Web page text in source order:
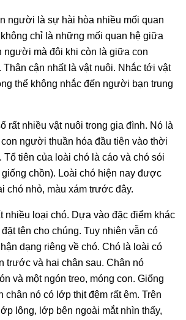
người là sự hài hòa nhiều mối quan
chỉ là những mối quan hệ giữa
mà đôi khi còn là giữa con
cận nhất là vật nuôi. Nhắc tới vật
thể không nhắc đến người bạn trung
rất nhiều vật nuôi trong gia đình. Nó là
người thuần hóa đầu tiên vào thời
Tổ tiên của loài chó là cáo và chó sói
chồn). Loài chó hiện nay được
chó nhỏ, màu xám trước đây.
nhiều loại chó. Dựa vào đặc điểm khác
tên cho chúng. Tuy nhiên vẫn có
dạng riêng về chó. Chó là loài có
trước và hai chân sau. Chân nó
và một ngón treo, móng con. Giống
chân nó có lớp thịt đệm rất êm. Trên
lông, lớp bên ngoài mắt nhìn thấy,